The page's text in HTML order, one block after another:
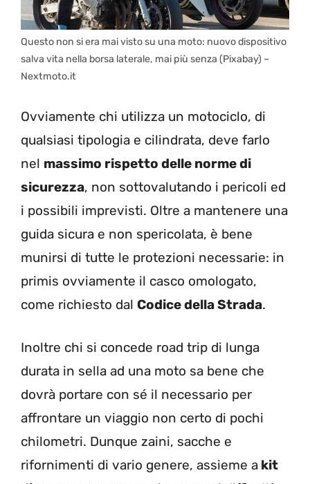
Questo non si era mai visto su una moto: nuovo dispositivo
salva vita nella borsa laterale, mai più senza (Pixabay) –
Nextmoto.it
Ovviamente chi utilizza un motociclo, di
qualsiasi tipologia e cilindrata, deve farlo
nel massimo rispetto delle norme di
sicurezza, non sottovalutando i pericoli ed
i possibili imprevisti. Oltre a mantenere una
guida sicura e non spericolata, è bene
munirsi di tutte le protezioni necessarie: in
primis ovviamente il casco omologato,
come richiesto dal Codice della Strada.
Inoltre chi si concede road trip di lunga
durata in sella ad una moto sa bene che
dovrà portare con sé il necessario per
affrontare un viaggio non certo di pochi
chilometri. Dunque zaini, sacche e
rifornimenti di vario genere, assieme a kit